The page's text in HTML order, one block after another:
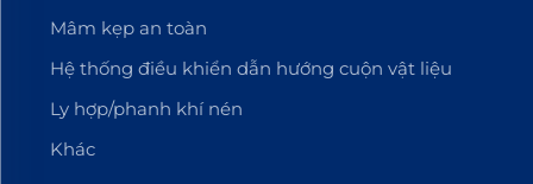
Mâm kẹp an toàn
Hệ thống điều khiển dẫn hướng cuộn vật liệu
Ly hợp/phanh khí nén
Khác